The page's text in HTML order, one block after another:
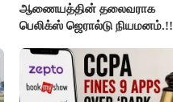
ஆணையத்தின் தலைவராக
பெலிக்ஸ் ஜெரால்டு நியமனம்.!!